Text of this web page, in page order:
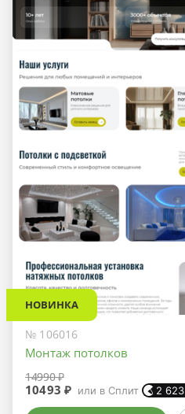
НОВИНКА
№ 106016
Монтаж потолков
14990 ₽
10493 ₽ или в Сплит 2 623